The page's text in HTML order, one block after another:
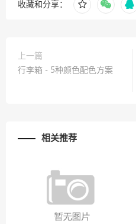
收藏和分享：
上一篇
行李箱 - 5种颜色配色方案
相关推荐